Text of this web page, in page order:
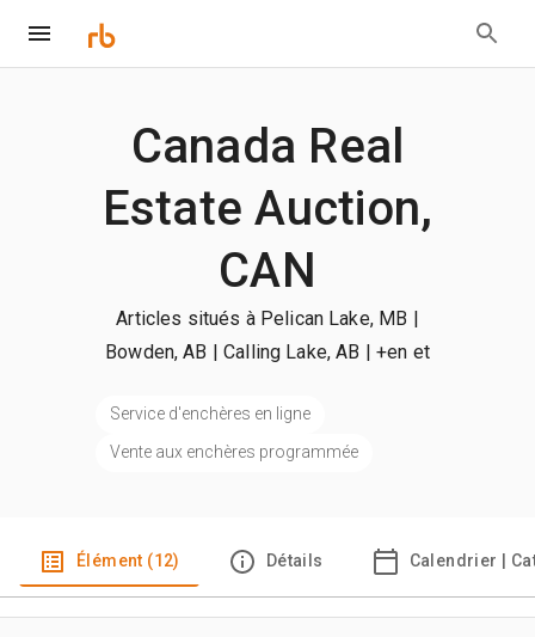
Canada Real
Estate Auction,
CAN
Articles situés à Pelican Lake, MB |
Bowden, AB | Calling Lake, AB | +en et
Service d'enchères en ligne
Vente aux enchères programmée
Élément (12) Détails Calendrier |